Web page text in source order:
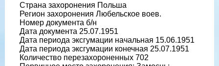
Страна захоронения Польша
Регион захоронения Любельское воев.
Номер документа б/н
Дата документа 25.07.1951
Дата периода эксгумации начальная 15.06.1951
Дата периода эксгумации конечная 25.07.1951
Количество перезахороненных 702